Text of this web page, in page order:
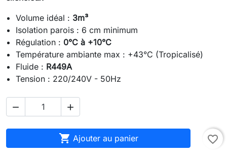
Volume idéal : 3m³
Isolation parois : 6 cm minimum
Régulation : 0°C à +10°C
Température ambiante max : +43°C (Tropicalisé)
Fluide : R449A
Tension : 220/240V - 50Hz
 
 Ajouter au panier favorite_border